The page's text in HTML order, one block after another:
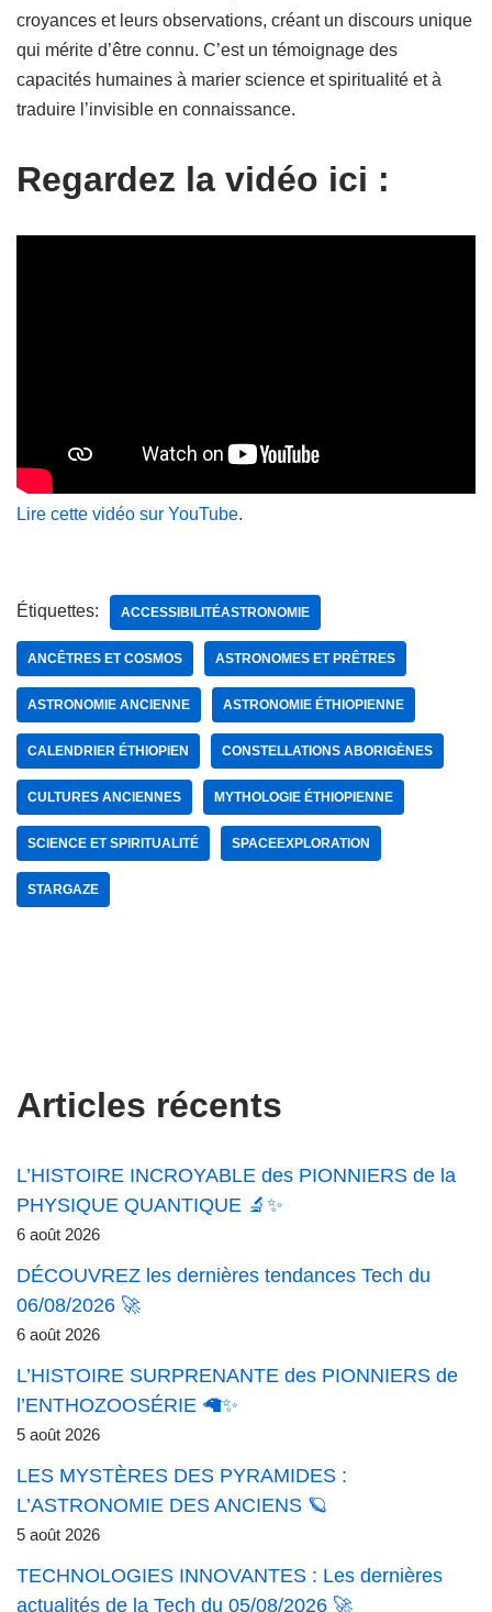
croyances et leurs observations, créant un discours unique
qui mérite d’être connu. C’est un témoignage des
capacités humaines à marier science et spiritualité et à
traduire l’invisible en connaissance.
Regardez la vidéo ici :
Lire cette vidéo sur YouTube.
Étiquettes: ACCESSIBILITÉASTRONOMIE
ANCÊTRES ET COSMOS ASTRONOMES ET PRÊTRES
ASTRONOMIE ANCIENNE ASTRONOMIE ÉTHIOPIENNE
CALENDRIER ÉTHIOPIEN CONSTELLATIONS ABORIGÈNES
CULTURES ANCIENNES MYTHOLOGIE ÉTHIOPIENNE
SCIENCE ET SPIRITUALITÉ SPACEEXPLORATION
STARGAZE
Articles récents
L’HISTOIRE INCROYABLE des PIONNIERS de la
PHYSIQUE QUANTIQUE 🔬✨
6 août 2026
DÉCOUVREZ les dernières tendances Tech du
06/08/2026 🚀
6 août 2026
L’HISTOIRE SURPRENANTE des PIONNIERS de
l’ENTHOZOOSÉRIE 🦙✨
5 août 2026
LES MYSTÈRES DES PYRAMIDES :
L’ASTRONOMIE DES ANCIENS 🪐
5 août 2026
TECHNOLOGIES INNOVANTES : Les dernières
actualités de la Tech du 05/08/2026 🚀